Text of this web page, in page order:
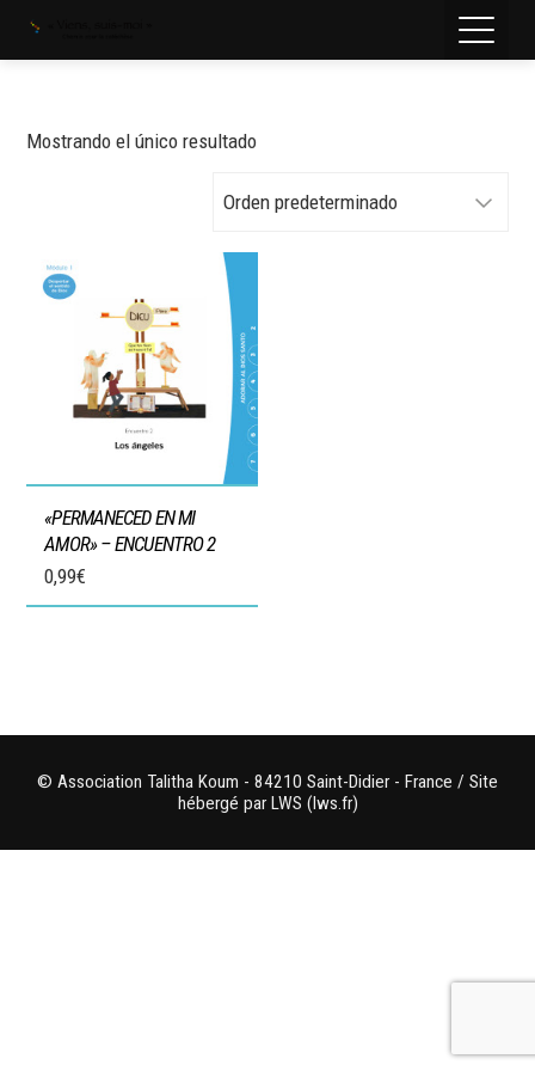
Mostrando el único resultado
«PERMANECED EN MI
AMOR» – ENCUENTRO 2
0,99€
© Association Talitha Koum - 84210 Saint-Didier - France / Site
hébergé par LWS (lws.fr)